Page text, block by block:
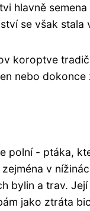
hlavně
se však
koroptve
nebo dokonce
polní - ptáka,
v
bylin a trav.
jako ztráta